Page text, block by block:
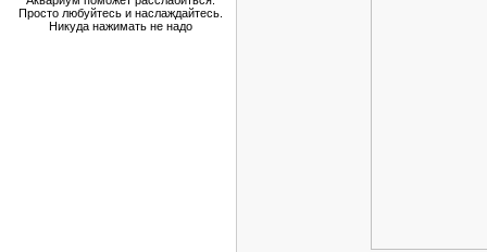
Просто любуйтесь и наслаждайтесь.
Никуда нажимать не надо